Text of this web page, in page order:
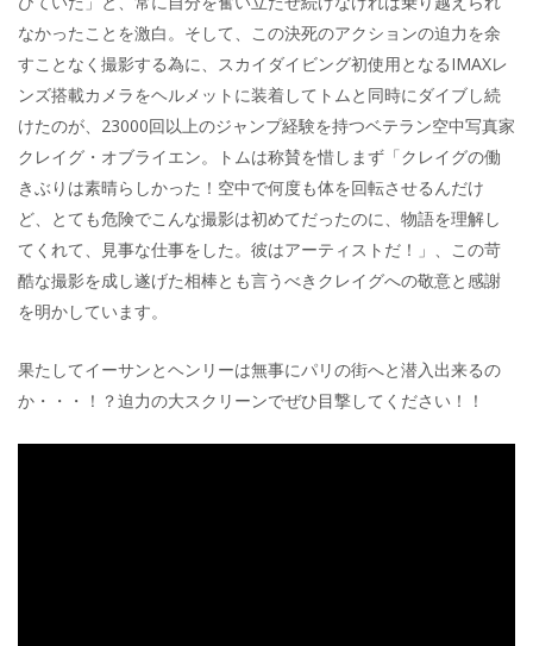
なかったことを激白。そして、この決死のアクションの迫力を余
すことなく撮影する為に、スカイダイビング初使用となるIMAXレ
ンズ搭載カメラをヘルメットに装着してトムと同時にダイブし続
けたのが、23000回以上のジャンプ経験を持つベテラン空中写真家
クレイグ・オブライエン。トムは称賛を惜しまず「クレイグの働
きぶりは素晴らしかった！空中で何度も体を回転させるんだけ
ど、とても危険でこんな撮影は初めてだったのに、物語を理解し
てくれて、見事な仕事をした。彼はアーティストだ！」、この苛
酷な撮影を成し遂げた相棒とも言うべきクレイグへの敬意と感謝
を明かしています。
果たしてイーサンとヘンリーは無事にパリの街へと潜入出来るの
か・・・！？迫力の大スクリーンでぜひ目撃してください！！